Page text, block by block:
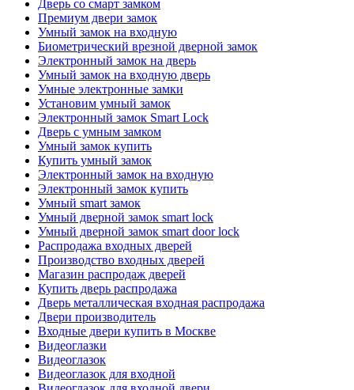
Дверь со смарт замком
Премиум двери замок
Умный замок на входную
Биометрический врезной дверной замок
Электронный замок на дверь
Умный замок на входную дверь
Умные электронные замки
Установим умный замок
Электронный замок Smart Lock
Дверь с умным замком
Умный замок купить
Купить умный замок
Электронный замок на входную
Электронный замок купить
Умный smart замок
Умный дверной замок smart lock
Умный дверной замок smart door lock
Распродажа входных дверей
Производство входных дверей
Магазин распродаж дверей
Купить дверь распродажа
Дверь металлическая входная распродажа
Двери производитель
Входные двери купить в Москве
Видеоглазки
Видеоглазок
Видеоглазок для входной